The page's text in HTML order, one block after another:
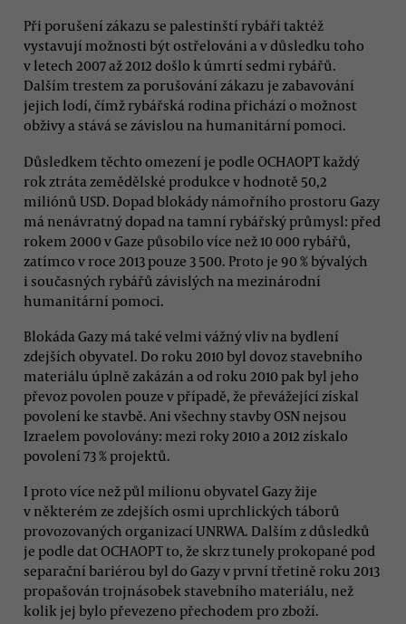
Při porušení zákazu se palestinští rybáři taktéž
vystavují možnosti být ostřelováni a v důsledku toho
v letech 2007 až 2012 došlo k úmrtí sedmi rybářů.
Dalším trestem za porušování zákazu je zabavování
jejich lodí, čímž rybářská rodina přichází o možnost
obživy a stává se závislou na humanitární pomoci.
Důsledkem těchto omezení je podle OCHAOPT každý
rok ztráta zemědělské produkce v hodnotě 50,2
miliónů USD. Dopad blokády námořního prostoru Gazy
má nenávratný dopad na tamní rybářský průmysl: před
rokem 2000 v Gaze působilo více než 10 000 rybářů,
zatímco v roce 2013 pouze 3 500. Proto je 90 % bývalých
i současných rybářů závislých na mezinárodní
humanitární pomoci.
Blokáda Gazy má také velmi vážný vliv na bydlení
zdejších obyvatel. Do roku 2010 byl dovoz stavebního
materiálu úplně zakázán a od roku 2010 pak byl jeho
převoz povolen pouze v případě, že převážející získal
povolení ke stavbě. Ani všechny stavby OSN nejsou
Izraelem povolovány: mezi roky 2010 a 2012 získalo
povolení 73 % projektů.
I proto více než půl milionu obyvatel Gazy žije
v některém ze zdejších osmi uprchlických táborů
provozovaných organizací UNRWA. Dalším z důsledků
je podle dat OCHAOPT to, že skrz tunely prokopané pod
separační bariérou byl do Gazy v první třetině roku 2013
propašován trojnásobek stavebního materiálu, než
kolik jej bylo převezeno přechodem pro zboží.